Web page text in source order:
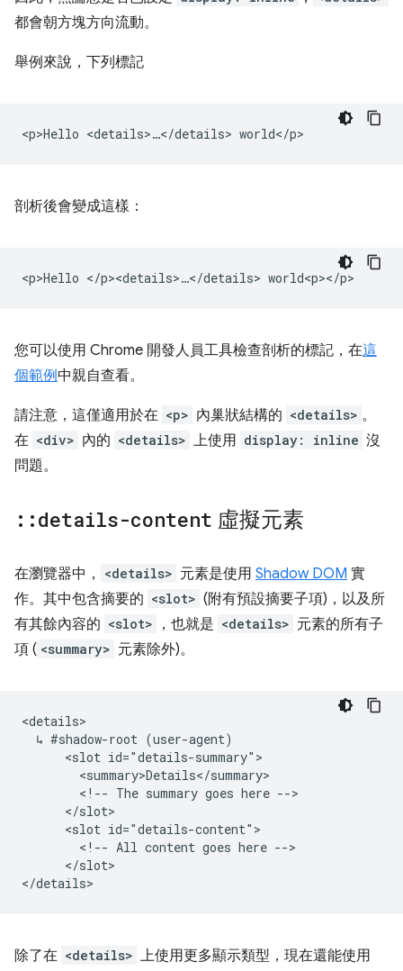
都會朝方塊方向流動。
舉例來說，下列標記
剖析後會變成這樣：
您可以使用 Chrome 開發人員工具檢查剖析的標記，在這
個範例中親自查看。
請注意，這僅適用於在 <p> 內巢狀結構的 <details> 。
在 <div> 內的 <details> 上使用 display: inline 沒
問題。
::details-content 虛擬元素
在瀏覽器中， <details> 元素是使用 Shadow DOM 實
作。其中包含摘要的 <slot> (附有預設摘要子項)，以及所
有其餘內容的 <slot> ，也就是 <details> 元素的所有子
項 ( <summary> 元素除外)。
<details>
  ↳ #shadow-root (user-agent)
      <slot id="details-summary">
        <summary>Details</summary>
        <!-- The summary goes here -->
      </slot>
      <slot id="details-content">
        <!-- All content goes here -->
      </slot>
除了在 <details> 上使用更多顯示類型，現在還能使用